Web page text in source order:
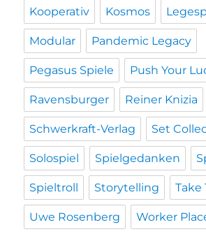
Kooperativ Kosmos
Modular Pandemic Legacy
Pegasus Spiele Push Your
Ravensburger Reiner Knizia
Schwerkraft-Verlag Set
Solospiel Spielgedanken
Spieltroll Storytelling Take
Uwe Rosenberg Worker